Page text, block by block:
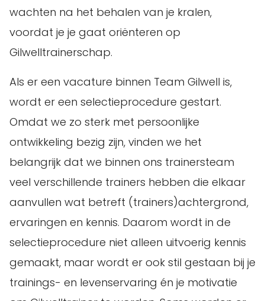
wachten na het behalen van je kralen,
voordat je je gaat oriënteren op
Gilwelltrainerschap.
Als er een vacature binnen Team Gilwell is,
wordt er een selectieprocedure gestart.
Omdat we zo sterk met persoonlijke
ontwikkeling bezig zijn, vinden we het
belangrijk dat we binnen ons trainersteam
veel verschillende trainers hebben die elkaar
aanvullen wat betreft (trainers)achtergrond,
ervaringen en kennis. Daarom wordt in de
selectieprocedure niet alleen uitvoerig kennis
gemaakt, maar wordt er ook stil gestaan bij je
trainings- en levenservaring én je motivatie